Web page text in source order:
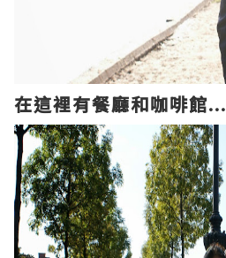
在這裡有餐廳和咖啡館...